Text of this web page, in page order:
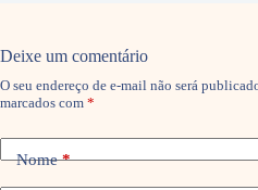
Deixe um comentário
O seu endereço de e-mail não será
marcados com *
Nome*